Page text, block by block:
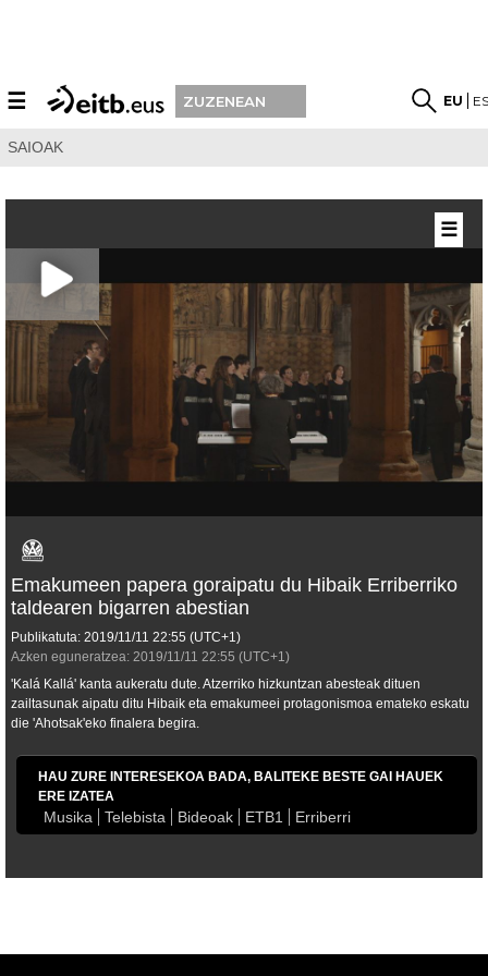
☰ ZUZENEAN EU
SAIOAK
Emakumeen papera goraipatu du Hibaik Erriberriko
taldearen bigarren abestian
Publikatuta: 2019/11/11 22:55 (UTC+1)
Azken eguneratzea: 2019/11/11 22:55 (UTC+1)
'Kalá Kallá' kanta aukeratu dute. Atzerriko hizkuntzan abesteak dituen
zailtasunak aipatu ditu Hibaik eta emakumeei protagonismoa emateko eskatu
die 'Ahotsak'eko finalera begira.
HAU ZURE INTERESEKOA BADA, BALITEKE BESTE GAI HAUEK
ERE IZATEA
Musika Telebista Bideoak ETB1 Erriberri
☰